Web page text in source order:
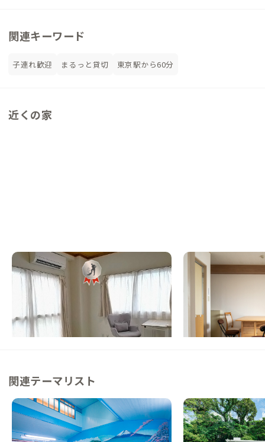
関連キーワード
子連れ歓迎 まるっと貸切 東京駅から60分
近くの家
西葛西A邸
東京都 その他
【駅徒歩10分】近隣で何でも揃う？便利す
ぎる立地にある家
この家からの距離 0km
西葛西C邸
【まるっと貸切専用
ンディア、東京観光
この家からの距離 0km
関連テーマリスト